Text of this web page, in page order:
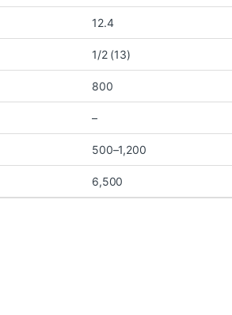
12.4
1/2 (13)
800
–
500–1,200
6,500